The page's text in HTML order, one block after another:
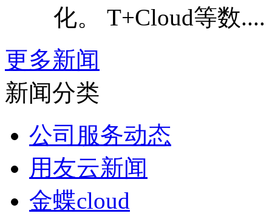
化。 T+Cloud等数....
更多新闻
新闻分类
公司服务动态
用友云新闻
金蝶cloud